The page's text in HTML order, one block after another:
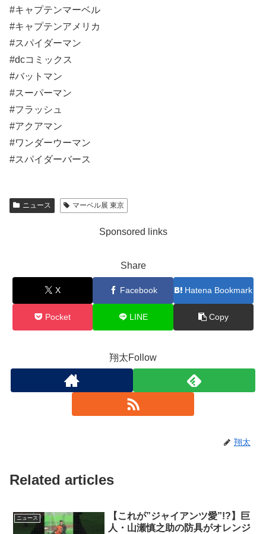
#キャプテンマーベル
#キャプテンアメリカ
#スパイダーマン
#dcコミックス
#バットマン
#スーパーマン
#フラッシュ
#アクアマン
#ワンダーウーマン
#スパイダーバース
ニュース マーベル展 東京
Sponsored links
Share
X Facebook Hatena Bookmark
Pocket LINE Copy
翔太Follow
翔太
Related articles
ニュース
【これが”ジャイアンツ愛”!?】巨
人・山瀬慎之助の防具がオレンジ